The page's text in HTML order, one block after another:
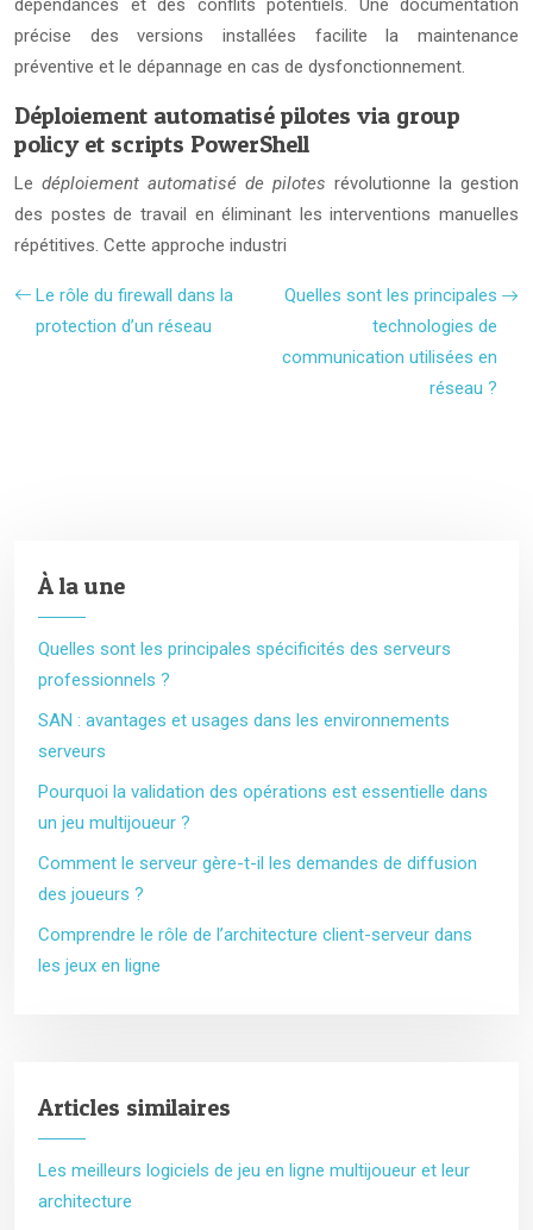
dépendances et des conflits potentiels. Une documentation
précise des versions installées facilite la maintenance
préventive et le dépannage en cas de dysfonctionnement.
Déploiement automatisé pilotes via group
policy et scripts PowerShell
Le déploiement automatisé de pilotes révolutionne la gestion
des postes de travail en éliminant les interventions manuelles
répétitives. Cette approche industri
Le rôle du firewall dans la
protection d’un réseau
Quelles sont les principales
technologies de
communication utilisées en
réseau ?
À la une
Quelles sont les principales spécificités des serveurs
professionnels ?
SAN : avantages et usages dans les environnements
serveurs
Pourquoi la validation des opérations est essentielle dans
un jeu multijoueur ?
Comment le serveur gère-t-il les demandes de diffusion
des joueurs ?
Comprendre le rôle de l’architecture client-serveur dans
les jeux en ligne
Articles similaires
Les meilleurs logiciels de jeu en ligne multijoueur et leur
architecture